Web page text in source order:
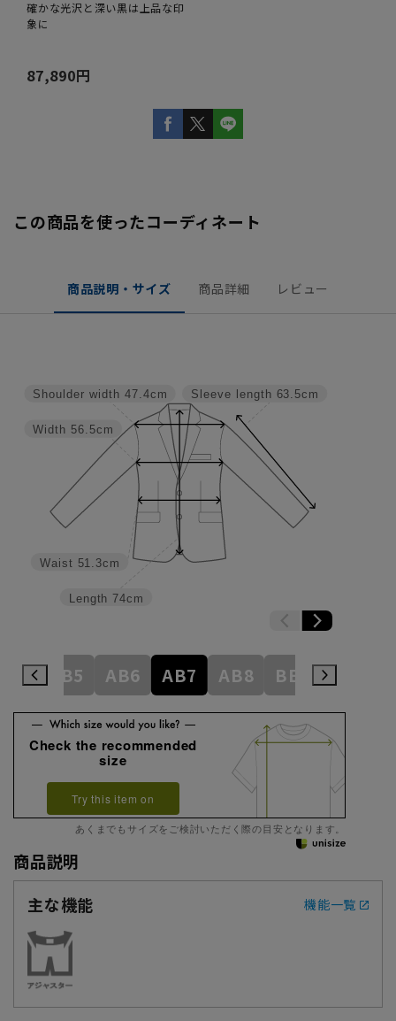
確かな光沢と深い黒は上品な印
象に
87,890円
この商品を使ったコーディネート
商品説明・サイズ 商品詳細 レビュー
Sleeve length 63.5cm
Length 74cm
Waist 51.3cm
Width 56.5cm
Shoulder width 47.4cm
AB5 AB6 AB7 AB8 BE3
Check the recommended
size
Try this item on
あくまでもサイズをご検討いただく際の目安となります。
商品説明
主な機能
機能一覧